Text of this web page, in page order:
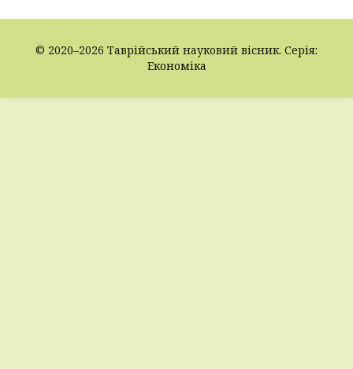
© 2020–2026 Таврійський науковий вісник. Серія:
Економіка